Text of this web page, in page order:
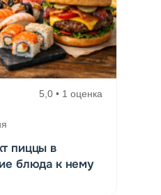
5,0 • 1 оценка
пиццы в
блюда к нему